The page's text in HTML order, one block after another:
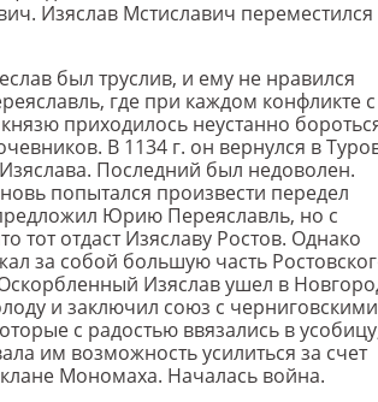
Изяслав Мстиславич переместился
был труслив, и ему не нравился
где при каждом конфликте с
приходилось неустанно
В 1134 г. он вернулся в
Последний был недоволен.
попытался произвести передел
Юрию Переяславль, но с
тот отдаст Изяславу Ростов. Однако
за собой большую часть
Изяслав ушел в
и заключил союз с черниговскими
с радостью ввязались в
им возможность усилиться за счет
Мономаха. Началась война.